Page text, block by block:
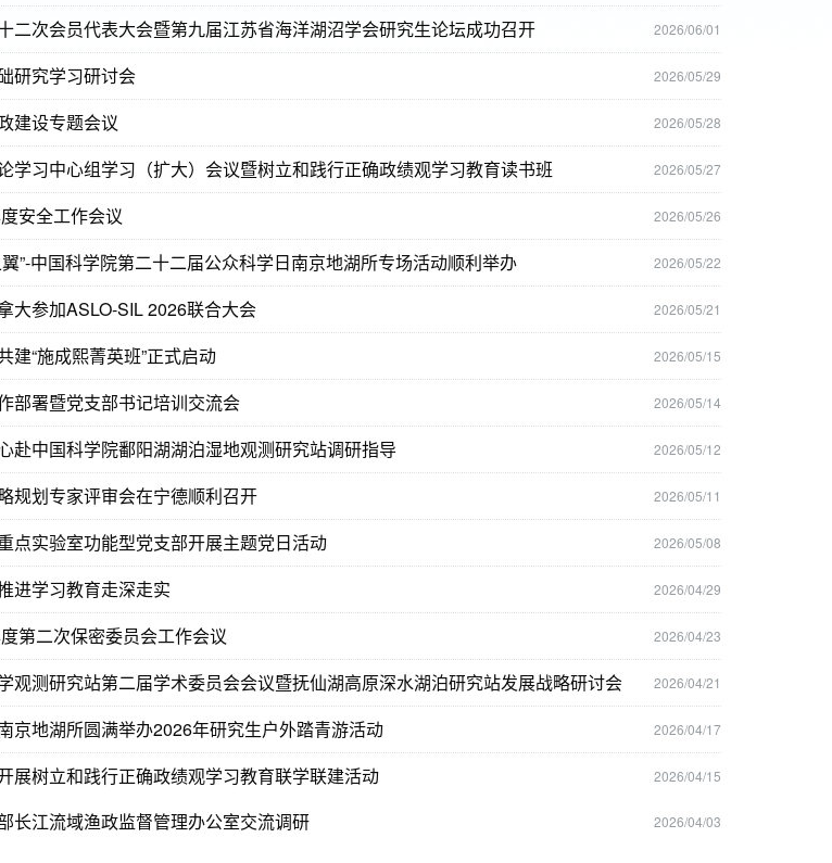
2026/06/01
二次会员代表大会暨第九届江苏省海洋湖沼学会研究生论坛成功召开
2026/05/29
研究学习研讨会
2026/05/28
建设专题会议
2026/05/27
学习中心组学习（扩大）会议暨树立和践行正确政绩观学习教育读书班
2026/05/26
安全工作会议
2026/05/22
”-中国科学院第二十二届公众科学日南京地湖所专场活动顺利举办
2026/05/21
大参加ASLO-SIL 2026联合大会
2026/05/15
建“施成熙菁英班”正式启动
2026/05/14
部署暨党支部书记培训交流会
2026/05/12
赴中国科学院鄱阳湖湖泊湿地观测研究站调研指导
2026/05/11
规划专家评审会在宁德顺利召开
2026/05/08
点实验室功能型党支部开展主题党日活动
2026/04/29
进学习教育走深走实
2026/04/23
第二次保密委员会工作会议
2026/04/21
观测研究站第二届学术委员会会议暨抚仙湖高原深水湖泊研究站发展战略研讨会
2026/04/17
京地湖所圆满举办2026年研究生户外踏青游活动
2026/04/15
展树立和践行正确政绩观学习教育联学联建活动
2026/04/03
长江流域渔政监督管理办公室交流调研